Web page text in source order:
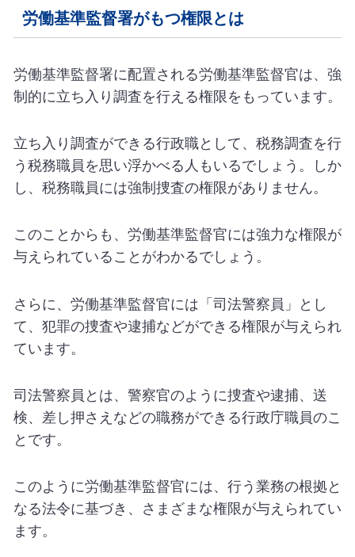
労働基準監督署がもつ権限とは
労働基準監督署に配置される労働基準監督官は、強
制的に立ち入り調査を行える権限をもっています。
立ち入り調査ができる行政職として、税務調査を行
う税務職員を思い浮かべる人もいるでしょう。しか
し、税務職員には強制捜査の権限がありません。
このことからも、労働基準監督官には強力な権限が
与えられていることがわかるでしょう。
さらに、労働基準監督官には「司法警察員」とし
て、犯罪の捜査や逮捕などができる権限が与えられ
ています。
司法警察員とは、警察官のように捜査や逮捕、送
検、差し押さえなどの職務ができる行政庁職員のこ
とです。
このように労働基準監督官には、行う業務の根拠と
なる法令に基づき、さまざまな権限が与えられてい
ます。